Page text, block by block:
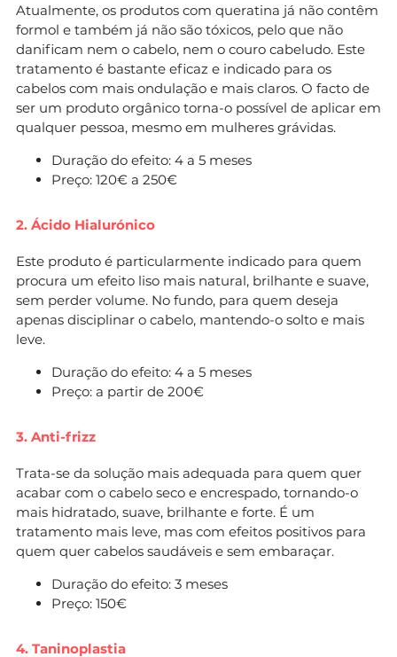
Atualmente, os produtos com queratina já não contêm
formol e também já não são tóxicos, pelo que não
danificam nem o cabelo, nem o couro cabeludo. Este
tratamento é bastante eficaz e indicado para os
cabelos com mais ondulação e mais claros. O facto de
ser um produto orgânico torna-o possível de aplicar em
qualquer pessoa, mesmo em mulheres grávidas.
Duração do efeito: 4 a 5 meses
Preço: 120€ a 250€
2. Ácido Hialurónico
Este produto é particularmente indicado para quem
procura um efeito liso mais natural, brilhante e suave,
sem perder volume. No fundo, para quem deseja
apenas disciplinar o cabelo, mantendo-o solto e mais
leve.
Duração do efeito: 4 a 5 meses
Preço: a partir de 200€
3. Anti-frizz
Trata-se da solução mais adequada para quem quer
acabar com o cabelo seco e encrespado, tornando-o
mais hidratado, suave, brilhante e forte. É um
tratamento mais leve, mas com efeitos positivos para
quem quer cabelos saudáveis e sem embaraçar.
Duração do efeito: 3 meses
Preço: 150€
4. Taninoplastia